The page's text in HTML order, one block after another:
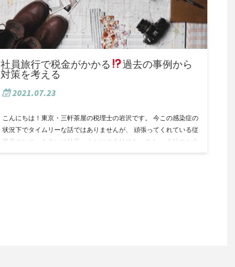
社員旅行で税金がかかる
過去の事例から
対策を考える
2021.07.23
こんにちは！東京・三軒茶屋の税理士の岩沢です。 今この感染症の
状況下でタイムリーな話ではありませんが、 頑張ってくれている従
業員のため、あるいは社長一人だけの会社であっても、 会社のお金